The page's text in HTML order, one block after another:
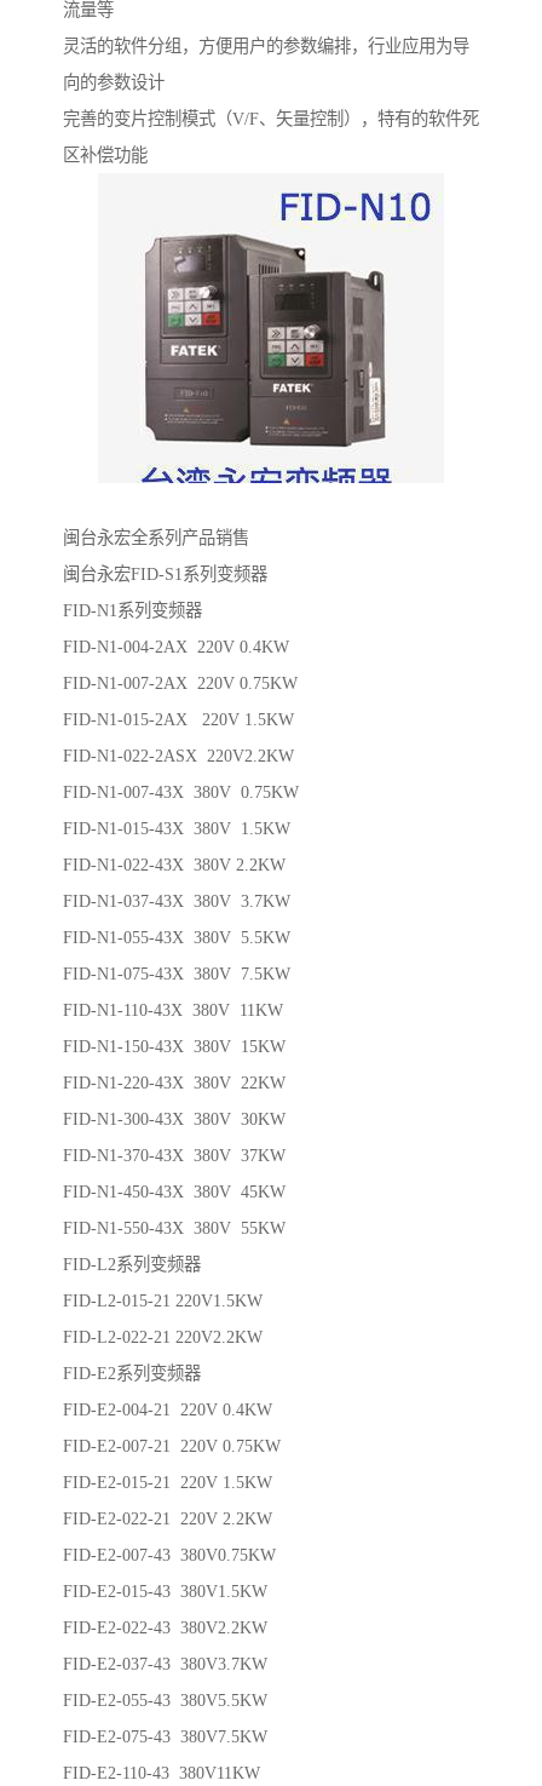
流量等
灵活的软件分组，方便用户的参数编排，行业应用为导
向的参数设计
完善的变片控制模式（V/F、矢量控制），特有的软件死
区补偿功能
闽台永宏全系列产品销售
闽台永宏FID-S1系列变频器
FID-N1系列变频器
FID-N1-004-2AX 220V 0.4KW
FID-N1-007-2AX 220V 0.75KW
FID-N1-015-2AX 220V 1.5KW
FID-N1-022-2ASX 220V2.2KW
FID-N1-007-43X 380V 0.75KW
FID-N1-015-43X 380V 1.5KW
FID-N1-022-43X 380V 2.2KW
FID-N1-037-43X 380V 3.7KW
FID-N1-055-43X 380V 5.5KW
FID-N1-075-43X 380V 7.5KW
FID-N1-110-43X 380V 11KW
FID-N1-150-43X 380V 15KW
FID-N1-220-43X 380V 22KW
FID-N1-300-43X 380V 30KW
FID-N1-370-43X 380V 37KW
FID-N1-450-43X 380V 45KW
FID-N1-550-43X 380V 55KW
FID-L2系列变频器
FID-L2-015-21 220V1.5KW
FID-L2-022-21 220V2.2KW
FID-E2系列变频器
FID-E2-004-21 220V 0.4KW
FID-E2-007-21 220V 0.75KW
FID-E2-015-21 220V 1.5KW
FID-E2-022-21 220V 2.2KW
FID-E2-007-43 380V0.75KW
FID-E2-015-43 380V1.5KW
FID-E2-022-43 380V2.2KW
FID-E2-037-43 380V3.7KW
FID-E2-055-43 380V5.5KW
FID-E2-075-43 380V7.5KW
FID-E2-110-43 380V11KW